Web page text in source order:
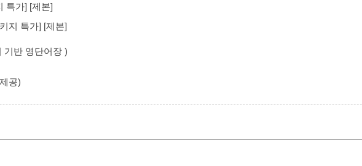
특가] [제본]
지 특가] [제본]
기반 영단어장 )
공)